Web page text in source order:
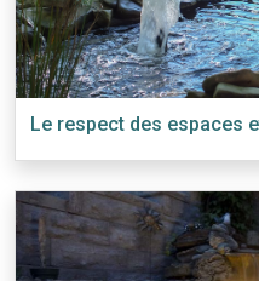
Le respect des espaces